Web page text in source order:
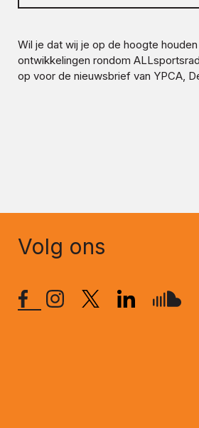
Wil je dat wij je op de hoogte
ontwikkelingen rondom
op voor de nieuwsbrief van YPCA,
Volg ons